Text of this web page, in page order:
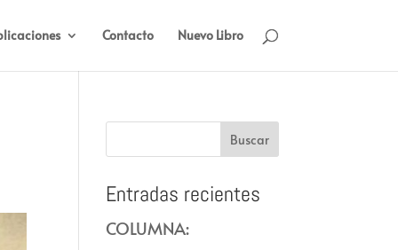
Contacto Nuevo Libro
Entradas recientes
COLUMNA: